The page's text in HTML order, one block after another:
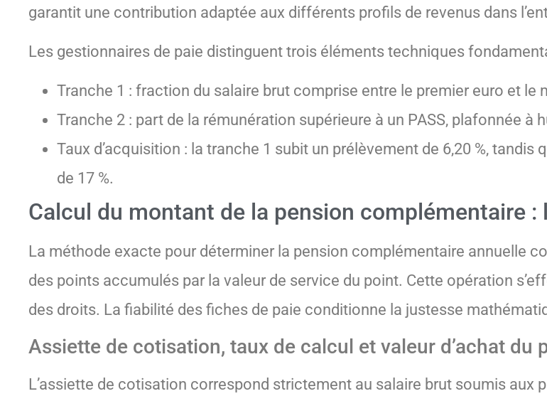
garantit une contribution adaptée aux différents profils de revenus dans
Les gestionnaires de paie distinguent trois éléments techniques
Tranche 1 : fraction du salaire brut comprise entre le premier euro et le
Tranche 2 : part de la rémunération supérieure à un PASS, plafonnée à
Taux d’acquisition : la tranche 1 subit un prélèvement de 6,20 %, tandis
de 17 %.
Calcul du montant de la pension complémentaire :
La méthode exacte pour déterminer la pension complémentaire annuelle
des points accumulés par la valeur de service du point. Cette opération
des droits. La fiabilité des fiches de paie conditionne la justesse
Assiette de cotisation, taux de calcul et valeur d’achat du
L’assiette de cotisation correspond strictement au salaire brut soumis aux